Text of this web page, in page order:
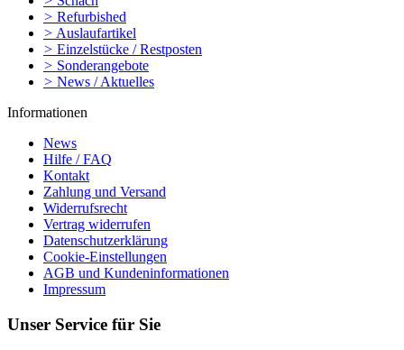
> Refurbished
> Auslaufartikel
> Einzelstücke / Restposten
> Sonderangebote
> News / Aktuelles
Informationen
News
Hilfe / FAQ
Kontakt
Zahlung und Versand
Widerrufsrecht
Vertrag widerrufen
Datenschutzerklärung
Cookie-Einstellungen
AGB und Kundeninformationen
Impressum
Unser Service für Sie